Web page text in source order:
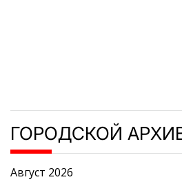
ГОРОДСКОЙ
Август 2026